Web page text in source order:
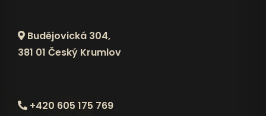
Budějovická 304,
381 01 Český Krumlov
+420 605 175 769